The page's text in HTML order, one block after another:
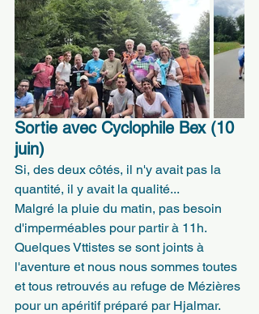
Sortie avec Cyclophile Bex (10
juin)
Si, des deux côtés, il n'y avait pas la
quantité, il y avait la qualité...
Malgré la pluie du matin, pas besoin
d'imperméables pour partir à 11h.
Quelques Vttistes se sont joints à
l'aventure et nous nous sommes toutes
et tous retrouvés au refuge de Mézières
pour un apéritif préparé par Hjalmar.